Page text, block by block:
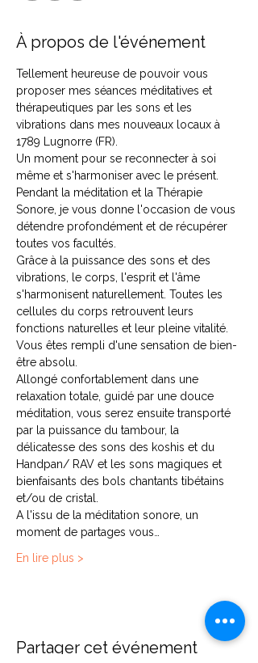
À propos de l'événement
Tellement heureuse de pouvoir vous
proposer mes séances méditatives et
thérapeutiques par les sons et les
vibrations dans mes nouveaux locaux à
1789 Lugnorre (FR).
Un moment pour se reconnecter à soi
même et s'harmoniser avec le présent.
Pendant la méditation et la Thérapie
Sonore, je vous donne l'occasion de vous
détendre profondément et de récupérer
toutes vos facultés.
Grâce à la puissance des sons et des
vibrations, le corps, l'esprit et l'âme
s'harmonisent naturellement. Toutes les
cellules du corps retrouvent leurs
fonctions naturelles et leur pleine vitalité.
Vous êtes rempli d'une sensation de bien-
être absolu.
Allongé confortablement dans une
relaxation totale, guidé par une douce
méditation, vous serez ensuite transporté
par la puissance du tambour, la
délicatesse des sons des koshis et du
Handpan/ RAV et les sons magiques et
bienfaisants des bols chantants tibétains
et/ou de cristal.
A l'issu de la méditation sonore, un
moment de partages vous…
En lire plus >
Partager cet événement